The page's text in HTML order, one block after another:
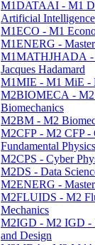
M1DATAAI - M1
Artificial Intelligence
M1ECO - M1
M1ENERG -
M1MATHJHADA -
Jacques Hadamard
M1MIE - M1 MiE -
M2BIOMECA - M2
Biomechanics
M2BM - M2
M2CFP - M2 CFP -
Fundamental Physics
M2CPS - Cyber
M2DS - Data
M2ENERG -
M2FLUIDS - M2
Mechanics
M2IGD - M2 IGD -
and Design